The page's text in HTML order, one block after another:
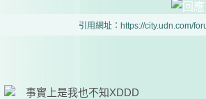
引用網址：https://city.udn.com/
事實上是我也不知XDDD